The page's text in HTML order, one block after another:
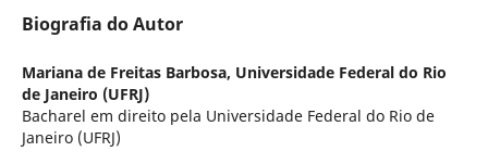
Biografia do Autor
Mariana de Freitas Barbosa, Universidade Federal do Rio
de Janeiro (UFRJ)
Bacharel em direito pela Universidade Federal do Rio de
Janeiro (UFRJ)